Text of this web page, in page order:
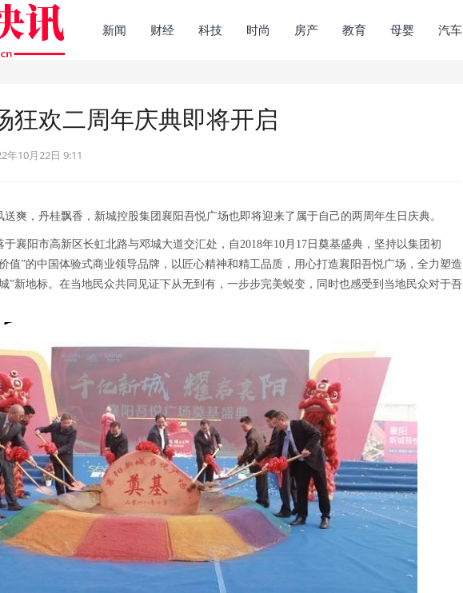
新闻 财经 科技 时尚 房产 教育 母婴 汽车
狂欢二周年庆典即将开启
年10月22日 9:11
送爽，丹桂飘香，新城控股集团襄阳吾悦广场也即将迎来了属于自己的两周年生日庆典。
襄阳市高新区长虹北路与邓城大道交汇处，自2018年10月17日奠基盛典，坚持以集团初
值”的中国体验式商业领导品牌，以匠心精神和精工品质，用心打造襄阳吾悦广场，全力塑造
”新地标。在当地民众共同见证下从无到有，一步步完美蜕变，同时也感受到当地民众对于吾